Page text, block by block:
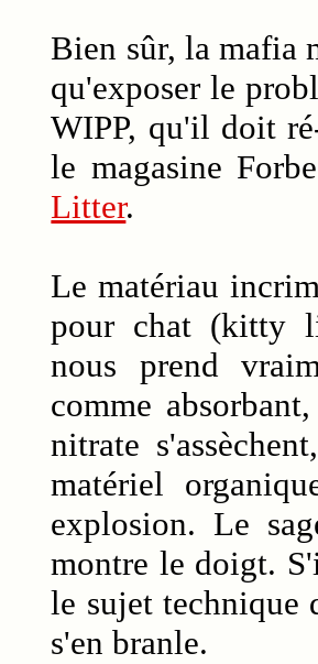
Bien sûr, la mafia
qu'exposer le
WIPP, qu'il doit
le magasine
Litter.
Le matériau
pour chat (kitty
nous prend
comme
nitrate
matériel
explosion. Le
montre le doigt.
le sujet technique
s'en branle.